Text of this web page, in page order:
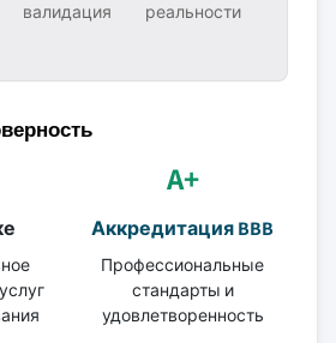
валидация
реальности
A+
Аккредитация BBB
Профессиональные
стандарты и
удовлетворенность